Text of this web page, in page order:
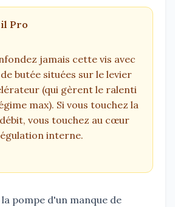
Pro
jamais cette vis avec
butée situées sur le levier
(qui gèrent le ralenti
max). Si vous touchez la
vous touchez au cœur
interne.
pompe d'un manque de